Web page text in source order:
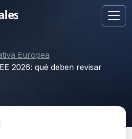
Europea
2026: qué deben revisar